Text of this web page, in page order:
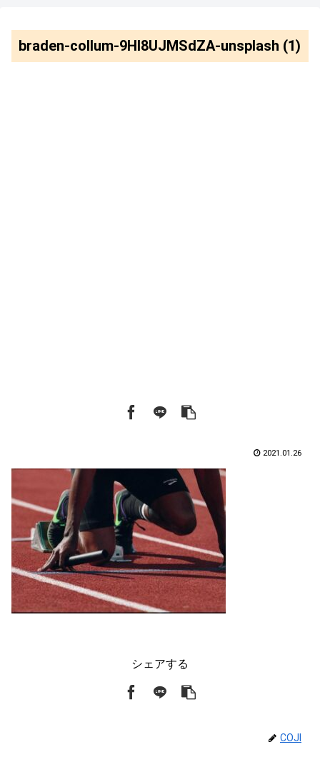
braden-collum-9HI8UJMSdZA-unsplash (1)
2021.01.26
シェアする
COJI